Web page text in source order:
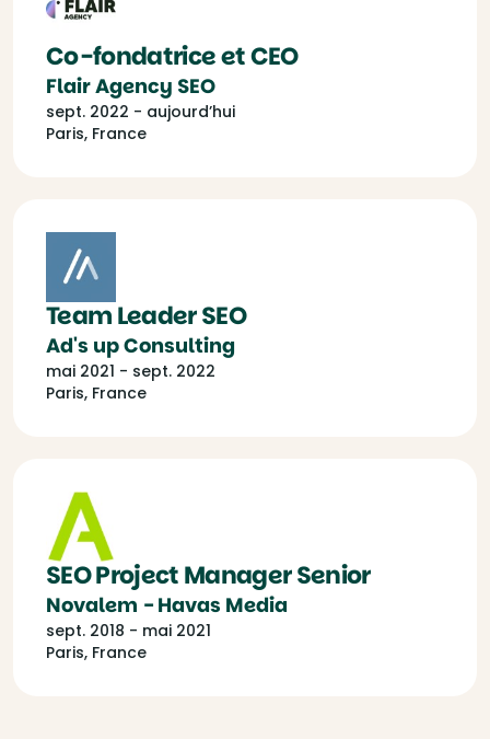
Co-fondatrice et CEO
Flair Agency SEO
sept. 2022 - aujourd’hui
Paris, France
Team Leader SEO
Ad's up Consulting
mai 2021 - sept. 2022
Paris, France
SEO Project Manager Senior
Novalem - Havas Media
sept. 2018 - mai 2021
Paris, France